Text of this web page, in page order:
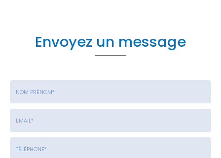
Envoyez un message
Nom
Prénom
Email